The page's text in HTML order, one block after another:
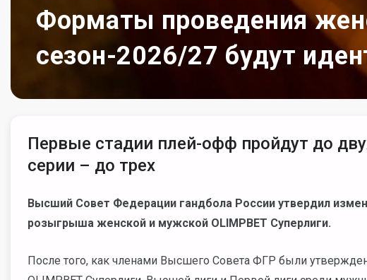
Форматы проведения
сезон-2026/27 будут
Первые стадии плей-офф пройдут до
серии – до трех
Высший Совет Федерации гандбола России утвердил
розыгрыша женской и мужской OLIMPBET Суперлиги.
После того, как членами Высшего Совета ФГР были